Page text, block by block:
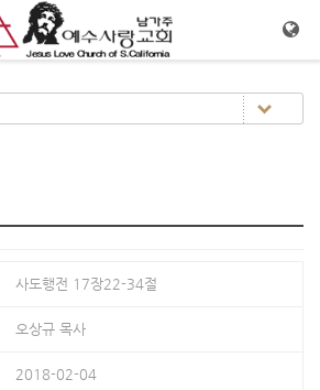
메뉴 건너뛰기
사도행전 17장22-34절
오상규 목사
2018-02-04